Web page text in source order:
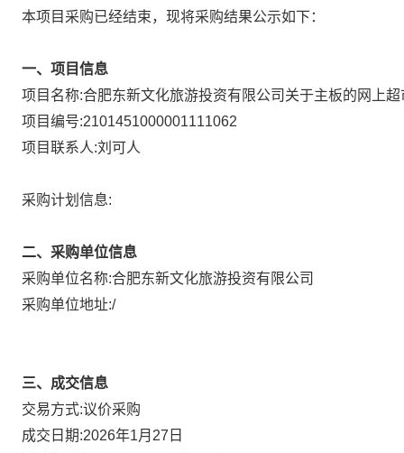
本项目采购已经结束，现将采购结果公示如下：
一、项目信息
项目名称:合肥东新文化旅游投资有限公司关于主板的网上
项目编号:2101451000001111062
项目联系人:刘可人
采购计划信息:
二、采购单位信息
采购单位名称:合肥东新文化旅游投资有限公司
采购单位地址:/
三、成交信息
交易方式:议价采购
成交日期:2026年1月27日